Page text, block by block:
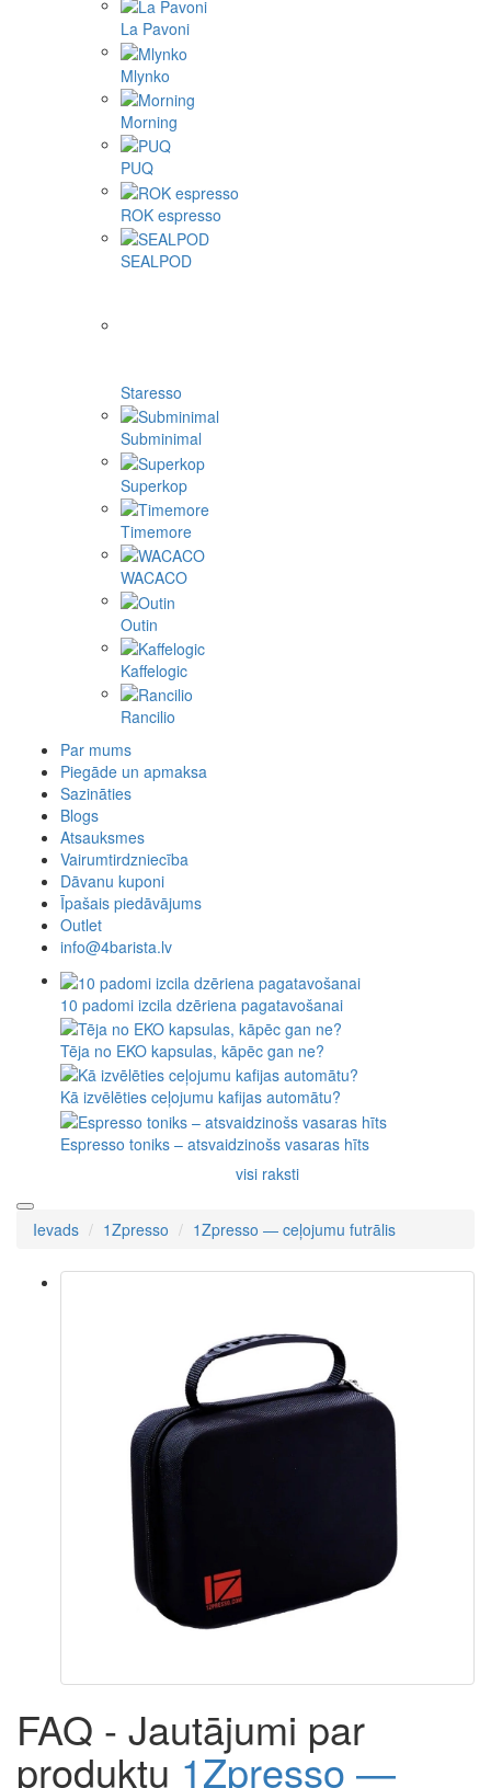
La Pavoni
Mlynko
Morning
PUQ
ROK espresso
SEALPOD
Staresso
Subminimal
Superkop
Timemore
WACACO
Outin
Kaffelogic
Rancilio
Par mums
Piegāde un apmaksa
Sazināties
Blogs
Atsauksmes
Vairumtirdzniecība
Dāvanu kuponi
Īpašais piedāvājums
Outlet
info@4barista.lv
10 padomi izcila dzēriena pagatavošanai
Tēja no EKO kapsulas, kāpēc gan ne?
Kā izvēlēties ceļojumu kafijas automātu?
Espresso toniks – atsvaidzinošs vasaras hīts
visi raksti
Ievads 1Zpresso 1Zpresso — ceļojumu futrālis
FAQ - Jautājumi par
produktu 1Zpresso —